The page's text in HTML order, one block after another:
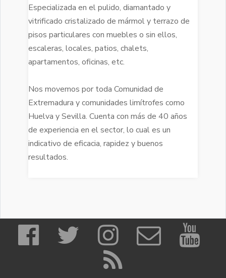
Especializada en el pulido, diamantado y
vitrificado cristalizado de mármol y terrazo de
pisos particulares con muebles o sin ellos,
escaleras, locales, patios, chalets,
apartamentos, oficinas, etc.
Nos movemos por toda Comunidad de
Extremadura y comunidades limítrofes como
Huelva y Sevilla. Cuenta con más de 40 años
de experiencia en el sector, lo cual es un
indicativo de eficacia, rapidez y buenos
resultados.